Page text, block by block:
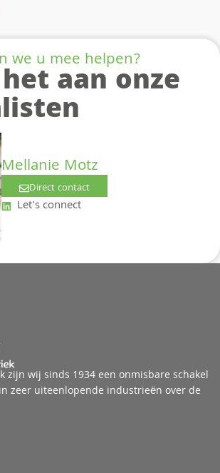
we u mee helpen?
aan onze
Mellanie Motz
Direct contact
Let's connect
zijn wij sinds 1934 een onmisbare schakel
zeer uiteenlopende industrieën over de